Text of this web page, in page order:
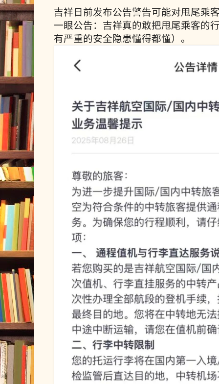
吉祥日前发布公告警告可能对甩尾乘
一眼公告：吉祥真的敢把甩尾乘客的
有严重的安全隐患懂得都懂）。